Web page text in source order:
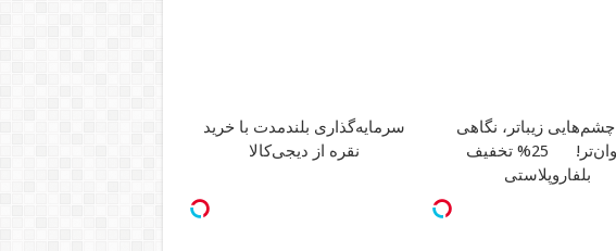
چشم‌هایی زیباتر، نگاهی
25% تخفیف
بلفاروپلاستی
سرمایه‌گذاری بلندمدت با خرید
نقره از دیجی‌کالا